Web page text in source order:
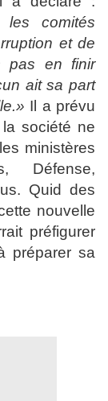
comités
et de
pas en finir
ait sa part
Il a prévu
société ne
ministères
Défense,
Quid des
nouvelle
préfigurer
préparer sa